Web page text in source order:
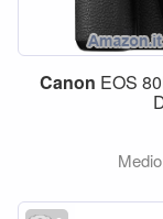
Canon EOS